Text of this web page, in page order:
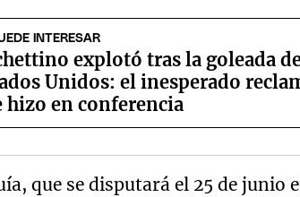
INTERESAR
explotó tras la goleada
Unidos: el inesperado
hizo en conferencia
que se disputará el 25 de junio